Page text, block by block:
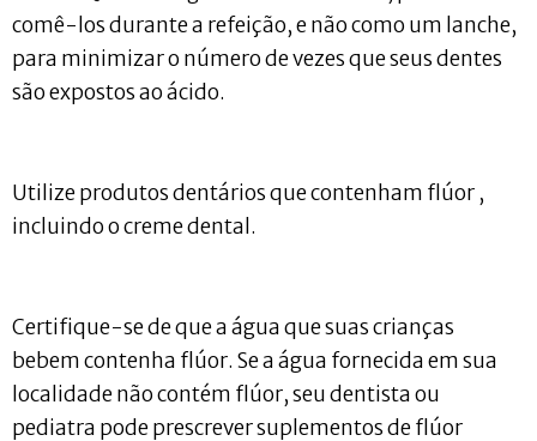
comê-los durante a refeição, e não como um lanche,
para minimizar o número de vezes que seus dentes
são expostos ao ácido.
Utilize produtos dentários que contenham flúor ,
incluindo o creme dental.
Certifique-se de que a água que suas crianças
bebem contenha flúor. Se a água fornecida em sua
localidade não contém flúor, seu dentista ou
pediatra pode prescrever suplementos de flúor